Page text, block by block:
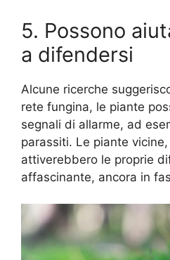
5. Possono
a difendersi
Alcune ricerche
rete fungina, le piante
segnali di allarme, ad
parassiti. Le piante vicine,
attiverebbero le proprie
affascinante, ancora in